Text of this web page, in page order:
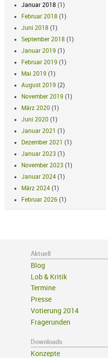
Januar 2018 (1)
Februar 2018 (1)
Juni 2018 (1)
September 2018 (1)
Januar 2019 (1)
Februar 2019 (1)
Mai 2019 (1)
August 2019 (2)
November 2019 (1)
März 2020 (1)
Juni 2020 (1)
Januar 2021 (1)
Dezember 2021 (1)
Januar 2023 (1)
November 2023 (1)
Januar 2024 (1)
März 2024 (1)
Februar 2026 (1)
Aktuell
Blog
Lob & Kritik
Termine
Presse
Votierung 2014
Fragerunden
Downloads
Konzepte